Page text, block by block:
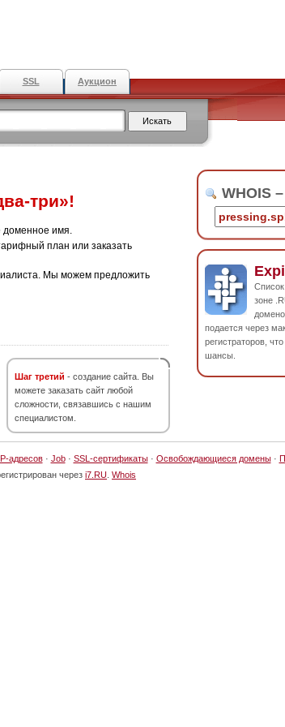
SSL Аукцион
три»!
доменное имя.
план или заказать
Мы можем предложить
Шаг третий - создание сайта. Вы
можете заказать сайт любой
сложности, связавшись с нашим
специалистом.
WHOIS
зоне
подается через
регистраторов,
шансы.
адресов· Job· SSL-сертификаты· Освобождающиеся домены·
через i7.RU Whois